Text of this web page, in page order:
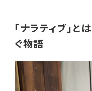
「ナラティブ」
ぐ物語